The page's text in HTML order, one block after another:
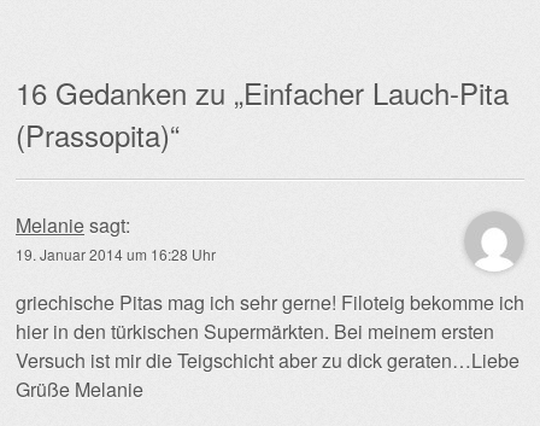
16 Gedanken zu „Einfacher Lauch-Pita
(Prassopita)“
Melaniesagt:
19. Januar 2014 um 16:28 Uhr
griechische Pitas mag ich sehr gerne! Filoteig bekomme ich
hier in den türkischen Supermärkten. Bei meinem ersten
Versuch ist mir die Teigschicht aber zu dick geraten…Liebe
Grüße Melanie